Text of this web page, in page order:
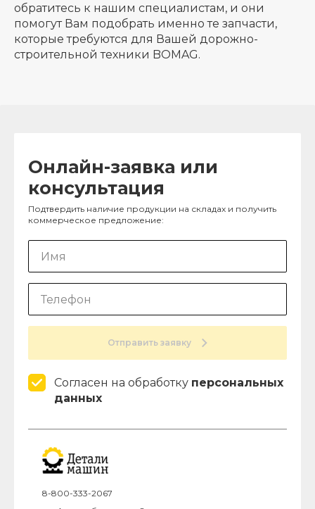
обратитесь к нашим специалистам, и они
помогут Вам подобрать именно те запчасти,
которые требуются для Вашей дорожно-
строительной техники BOMAG.
Онлайн-заявка или
консультация
Подтвердить наличие продукции на складах и получить
коммерческое предложение:
Отправить заявку
Согласен на обработку персональных
данных
8-800-333-2067